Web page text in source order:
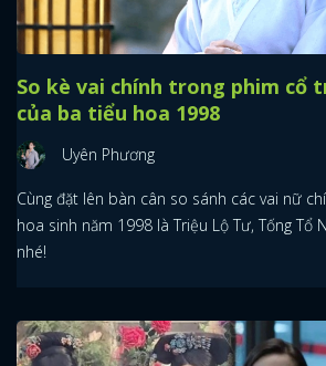
So kè vai chính trong phim cổ
của ba tiểu hoa 1998
Uyên Phương
Cùng đặt lên bàn cân so sánh các vai nữ
hoa sinh năm 1998 là Triệu Lộ Tư, Tống Tổ
nhé!